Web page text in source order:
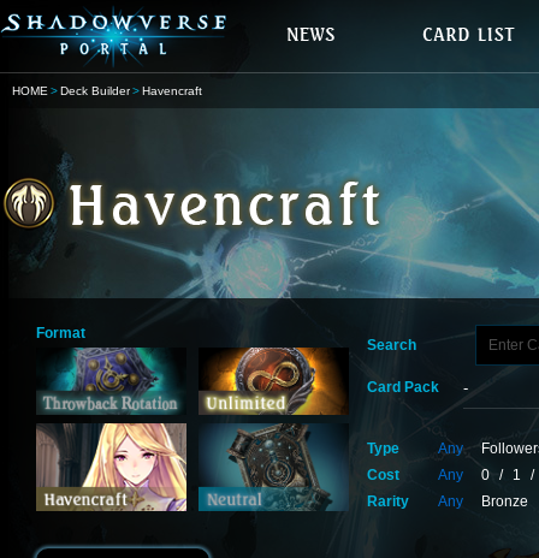
HOME Deck Builder Havencraft
Format
Search
Card Pack
Type Any
Cost
Any 0 / 1
/
Rarity
Any Bronze